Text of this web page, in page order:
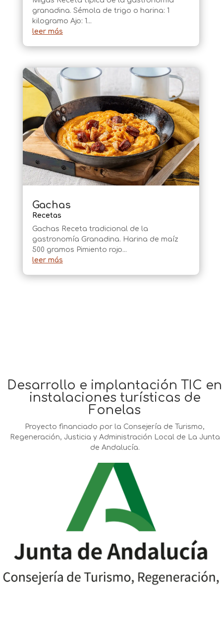
granadina. Sémola de trigo o harina: 1
kilogramo Ajo: 1...
leer más
Gachas
Recetas
Gachas Receta tradicional de la
gastronomía Granadina. Harina de maíz
500 gramos Pimiento rojo...
leer más
Desarrollo e implantación TIC en
instalaciones turísticas de
Fonelas
Proyecto financiado por la Consejería de Turismo,
Regeneración, Justicia y Administración Local de La Junta
de Andalucía.